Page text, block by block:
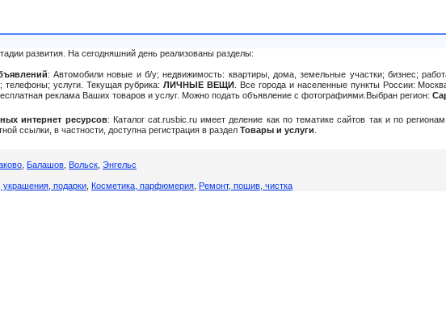
развития. На сегодняшний день реализованы разделы:
: Автомобили новые и б/у; недвижимость: квартиры, дома, земельные участки; бизнес;
телефоны; услуги. Текущая рубрика:ЛИЧНЫЕ ВЕЩИ . Все города и населенные пункты России:
реклама Ваших товаров и услуг. Можно подать объявление c фотографиями.Выбран регион:
интернет ресурсов: Каталог cat.rusbic.ru имеет деление как по тематике сайтов так и по
ссылки, в частности, доступна регистрация в раздел Товары и услуги
Балашов Вольск Энгельс
подарки Косметика, парфюмерия Ремонт, пошив, чистка